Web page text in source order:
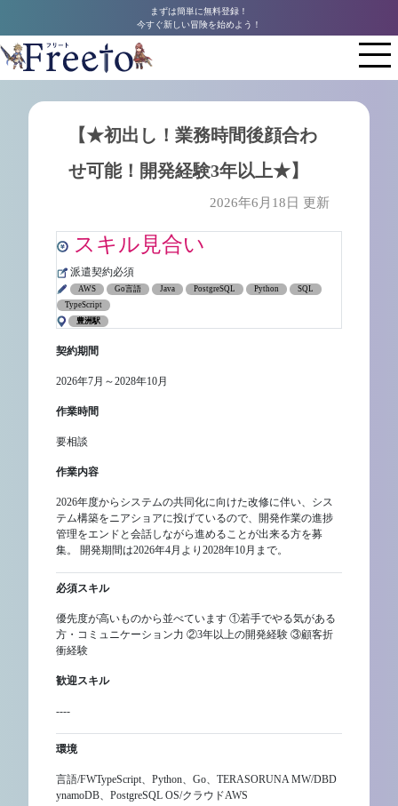
まずは簡単に無料登録！
今すぐ新しい冒険を始めよう！
【★初出し！業務時間後顔合わ
せ可能！開発経験3年以上★】
2026年6月18日 更新
スキル見合い
派遣契約必須
AWS Go言語 Java PostgreSQL Python
SQL
TypeScript
豊洲駅
契約期間
2026年7月～2028年10月
作業時間
要相談
作業内容
2026年度からシステムの共同化に向けた改修に伴い、シス
テム構築をニアショアに投げているので、開発作業の進捗
管理をエンドと会話しながら進めることが出来る方を募
集。 開発期間は2026年4月より2028年10月まで。
必須スキル
優先度が高いものから並べています ①若手でやる気がある
方・コミュニケーション力 ②3年以上の開発経験 ③顧客折
衝経験
歓迎スキル
----
環境
言語/FWTypeScript、Python、Go、TERASORUNA MW/DBD
ynamoDB、PostgreSQL OS/クラウドAWS